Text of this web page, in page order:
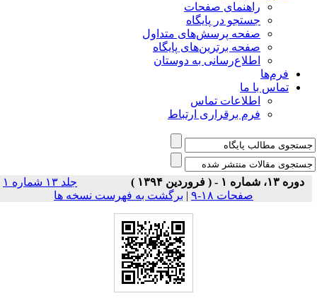
راهنمای صفحات
جستجو در پایگاه
صفحه پرسش‌های متداول
صفحه برترین‌های پایگاه
اطلاع‌رسانی به دوستان
فرم‌ها
تماس با ما
اطلاعات تماس
فرم برقراری ارتباط
دوره ۱۳، شماره ۱ - ( فروردین ۱۳۹۴ )
جلد ۱۳ شماره ۱
صفحات ۱۸-۹
|برگشت به فهرست نسخه ها